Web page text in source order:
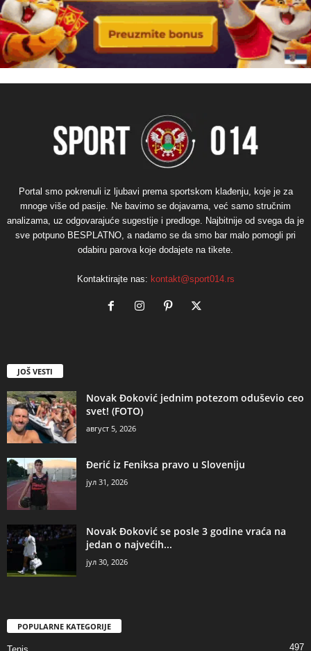
Portal smo pokrenuli iz ljubavi prema sportskom klađenju, koje je za
mnoge više od pasije. Ne bavimo se dojavama, već samo stručnim
analizama, uz odgovarajuće sugestije i predloge. Najbitnije od svega da je
sve potpuno BESPLATNO, a nadamo se da smo bar malo pomogli pri
odabiru parova koje dodajete na tikete.
Kontaktirajte nas: kontakt@sport014.rs
JOŠ VESTI
Novak Đoković jednim potezom oduševio ceo
svet! (FOTO)
август 5, 2026
Đerić iz Feniksa pravo u Sloveniju
јул 31, 2026
Novak Đoković se posle 3 godine vraća na
jedan o najvećih...
јул 30, 2026
POPULARNE KATEGORIJE
497